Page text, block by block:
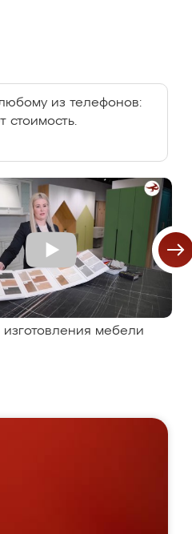
из телефонов:
стоимость.
мебели